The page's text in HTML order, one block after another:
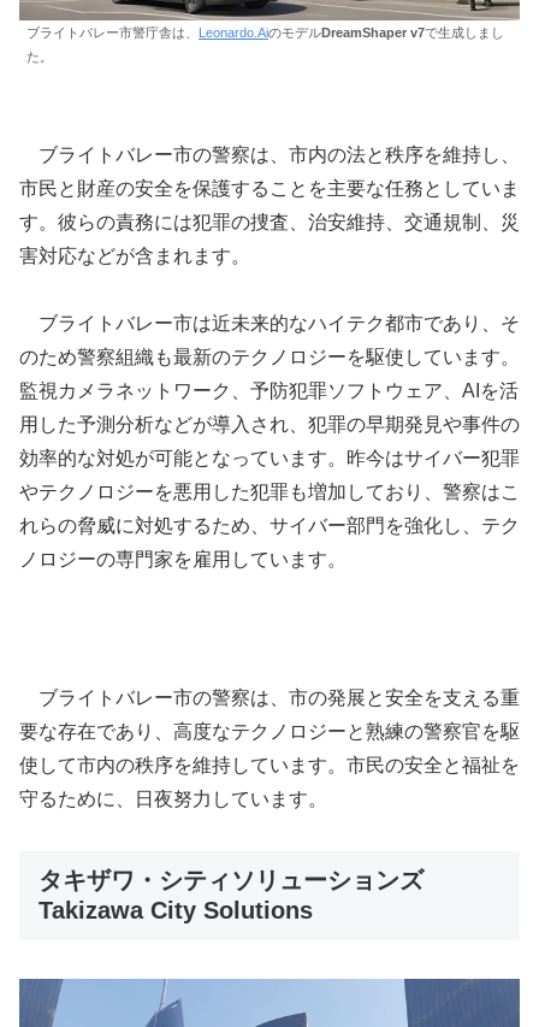
ブライトバレー市警庁舎は、 Leonardo.AiのモデルDreamShaper v7で生成しまし
た。
ブライトバレー市の警察は、市内の法と秩序を維持し、
市民と財産の安全を保護することを主要な任務としていま
す。彼らの責務には犯罪の捜査、治安維持、交通規制、災
害対応などが含まれます。
ブライトバレー市は近未来的なハイテク都市であり、そ
のため警察組織も最新のテクノロジーを駆使しています。
監視カメラネットワーク、予防犯罪ソフトウェア、AIを活
用した予測分析などが導入され、犯罪の早期発見や事件の
効率的な対処が可能となっています。昨今はサイバー犯罪
やテクノロジーを悪用した犯罪も増加しており、警察はこ
れらの脅威に対処するため、サイバー部門を強化し、テク
ノロジーの専門家を雇用しています。
ブライトバレー市の警察は、市の発展と安全を支える重
要な存在であり、高度なテクノロジーと熟練の警察官を駆
使して市内の秩序を維持しています。市民の安全と福祉を
守るために、日夜努力しています。
タキザワ・シティソリューションズ
Takizawa City Solutions